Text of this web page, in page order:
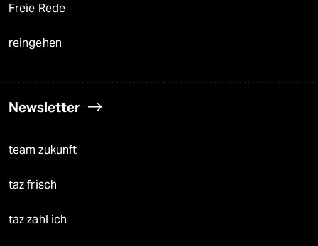
Freie Rede
reingehen
Newsletter
team zukunft
taz frisch
taz zahl ich